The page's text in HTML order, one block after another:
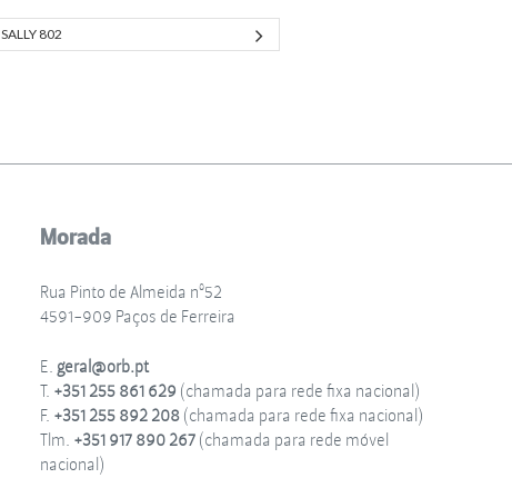
SALLY 802
Morada
Rua Pinto de Almeida nº52
4591-909 Paços de Ferreira
E. geral@orb.pt
T. +351 255 861 629 (chamada para rede fixa nacional)
F. +351 255 892 208(chamada para rede fixa nacional)
Tlm. +351 917 890 267(chamada para rede móvel
nacional)